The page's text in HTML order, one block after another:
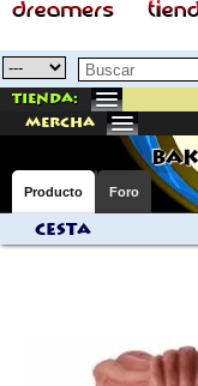
Tienda:
mercha
Producto Foro
Cesta